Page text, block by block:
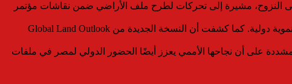
النزوح، مشيرة إلى تحركات لطرح ملف الأراضي ضمن نقاشات مؤتمر
وأعلنت عن خطة لتطوير منظومة التمويل وصولًا لـCOP17 في منغوليا، تتضمن تحويل الأراضي إلى مجال استثماري واعد عبر صناديق تنموية دولية. كما كشفت أن النسخة الجديدة من Global Land Outlook
على أن نجاحها الأممي يعزز أيضًا الحضور الدولي لمصر في ملفات